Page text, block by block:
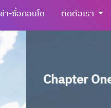
า-ซื้อคอนโด ติดต่อเรา
Chapter